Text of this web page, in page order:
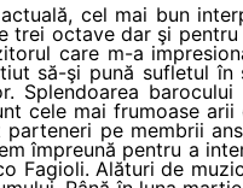
cel mai bun
trei octave dar şi
care m-a
să-şi pună sufletul în
Splendoarea
cele mai frumoase
pe membrii
împreună pentru a
Fagioli. Alături de